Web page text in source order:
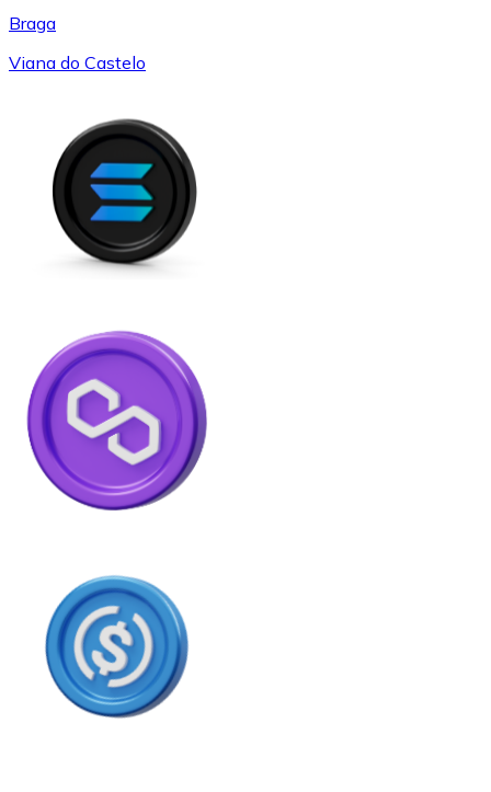
Braga
Viana do Castelo